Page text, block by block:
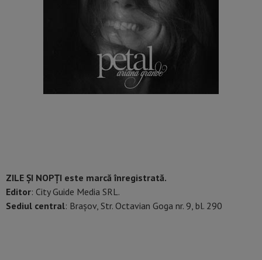
ZILE ȘI NOPȚI este marcă înregistrată.
Editor: City Guide Media SRL.
Sediul central: Brașov, Str. Octavian Goga nr. 9, bl. 290